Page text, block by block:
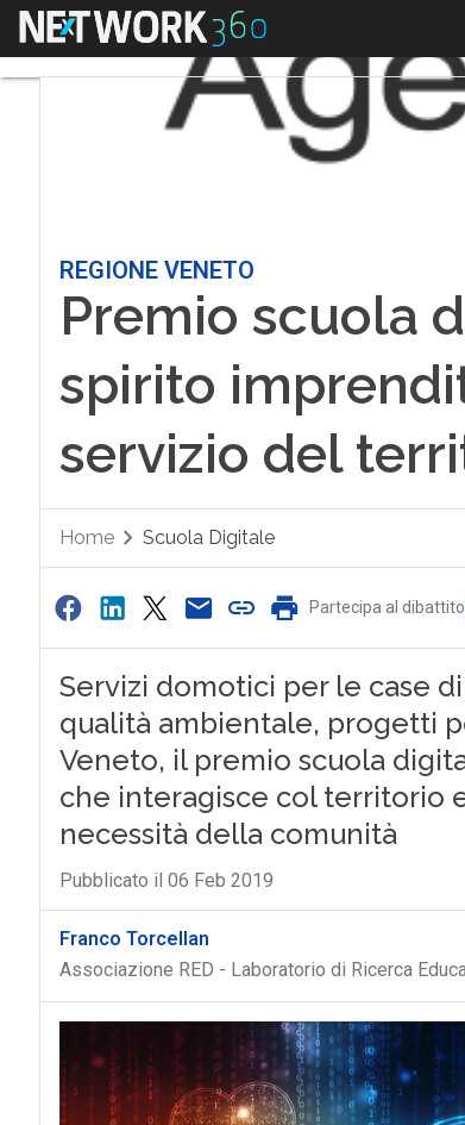
Menu
REGIONE VENETO
Premio scuola
spirito
servizio del
Home Scuola Digitale
Partecipa al dibattito
Servizi domotici per le case
qualità ambientale, progetti
Veneto, il premio scuola
che interagisce col territorio
necessità della comunità
Pubblicato il 06 Feb 2019
Franco Torcellan
Associazione RED - Laboratorio di Ricerca